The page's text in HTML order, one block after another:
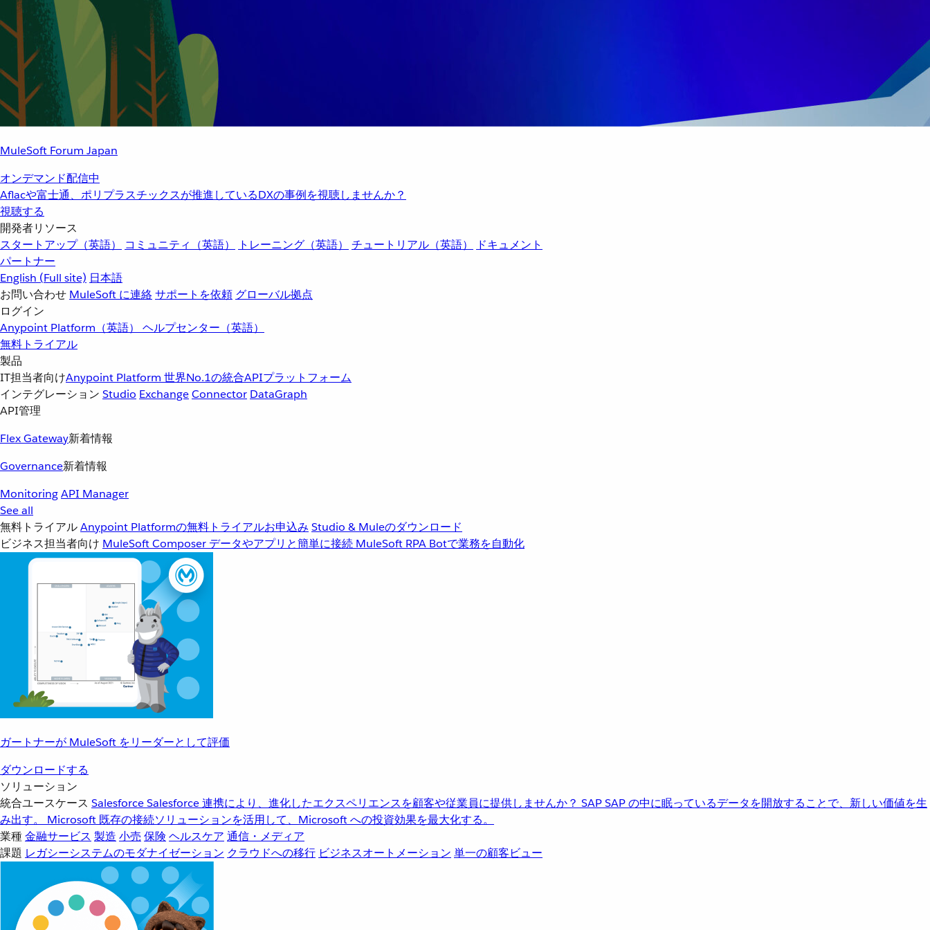
MuleSoft Forum Japan
オンデマンド配信中
Aflacや富士通、ポリプラスチックスが推進しているDXの事例を視聴しませんか？
視聴する
開発者リソース
スタートアップ（英語）
コミュニティ（英語） トレーニング（英語） チュートリアル（英語）
ドキュメント
パートナー
English (Full site) 日本語
お問い合わせ MuleSoft に連絡サポートを依頼 グローバル拠点
ログイン
Anypoint Platform（英語） ヘルプセンター（英語）
無料トライアル
製品
IT担当者向けAnypoint Platform 世界No.1の統合APIプラットフォーム
インテグレーション Studio ExchangeConnector DataGraph
API管理
Flex Gateway新着情報
Governance新着情報
MonitoringAPI Manager
See all
無料トライアルAnypoint Platformの無料トライアルお申込み Studio & Muleのダウンロード
ビジネス担当者向け MuleSoft Composer データやアプリと簡単に接続 MuleSoft RPA Botで業務を自動化
ガートナーが MuleSoft をリーダーとして評価
ダウンロードする
ソリューション
統合ユースケース SalesforceSalesforce 連携により、進化したエクスペリエンスを顧客や従業員に提供しませんか？ SAPSAP の中に眠っているデータを開放することで、新しい価値を生
み出す。
Microsoft 既存の接続ソリューションを活用して、Microsoft への投資効果を最大化する。
業種金融サービス 製造 小売 保険 ヘルスケア 通信・メディア
課題 レガシーシステムのモダナイゼーション クラウドへの移行 ビジネスオートメーション 単一の顧客ビュー